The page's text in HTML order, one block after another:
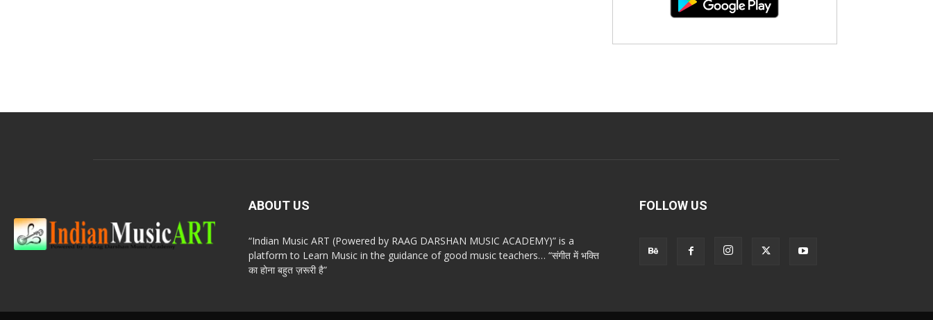
ABOUT US
“Indian Music ART (Powered by RAAG DARSHAN MUSIC ACADEMY)” is a
platform to Learn Music in the guidance of good music teachers… “संगीत में भक्ति
का होना बहुत ज़रूरी है”
FOLLOW US